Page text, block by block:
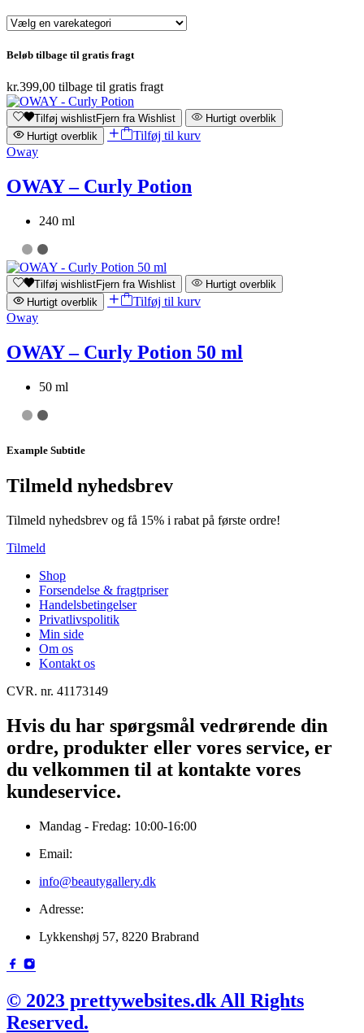
Beløb tilbage til gratis fragt
kr.399,00 tilbage til gratis fragt
Tilføj wishlistFjern fra Wishlist
Hurtigt overblik
Hurtigt overblik
Tilføj til kurv
Oway
OWAY – Curly Potion
240 ml
Tilføj wishlistFjern fra Wishlist
Hurtigt overblik
Hurtigt overblik
Tilføj til kurv
Oway
OWAY – Curly Potion 50 ml
50 ml
Example Subtitle
Tilmeld nyhedsbrev
Tilmeld nyhedsbrev og få 15% i rabat på første ordre!
Tilmeld
Shop
Forsendelse & fragtpriser
Handelsbetingelser
Privatlivspolitik
Min side
Om os
Kontakt os
CVR. nr. 41173149
Hvis du har spørgsmål vedrørende din
ordre, produkter eller vores service, er
du velkommen til at kontakte vores
kundeservice.
Mandag - Fredag: 10:00-16:00
Email:
info@beautygallery.dk
Adresse:
Lykkenshøj 57, 8220 Brabrand
© 2023 prettywebsites.dk All Rights
Reserved.